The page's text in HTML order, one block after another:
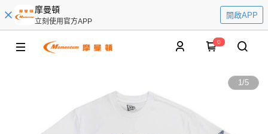
摩曼頓
立刻使用官方APP
開啟APP
0
1/5